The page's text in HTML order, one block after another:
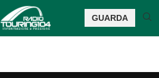
GUARDA